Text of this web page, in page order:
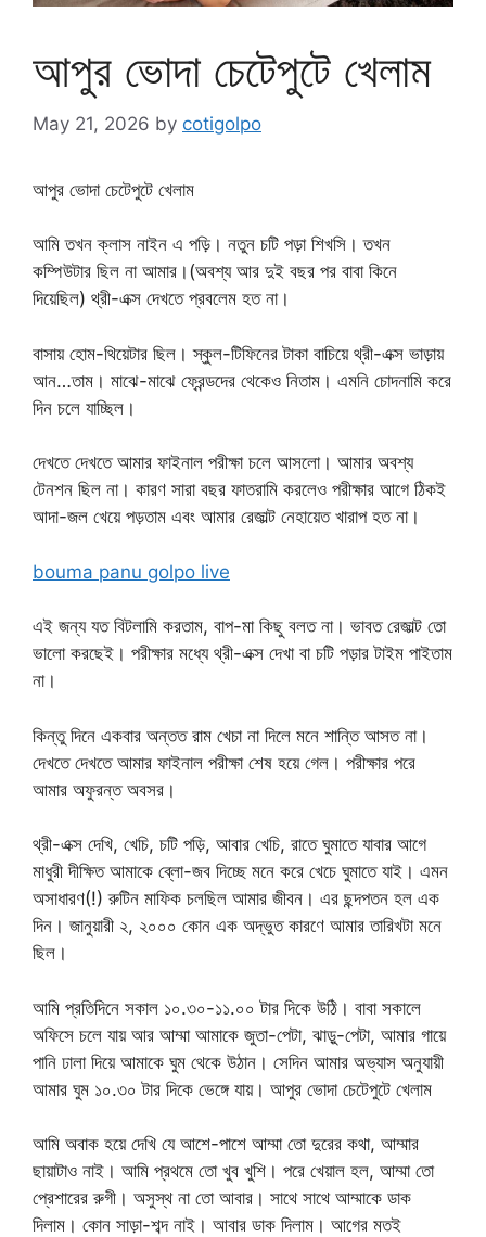
আপুর ভোদা চেটেপুটে খেলাম
May 21, 2026 by cotigolpo
আপুর ভোদা চেটেপুটে খেলাম
আমি তখন ক্লাস নাইন এ পড়ি। নতুন চটি পড়া শিখসি। তখন
কম্পিউটার ছিল না আমার।(অবশ্য আর দুই বছর পর বাবা কিনে
দিয়েছিল) থ্রী-এক্স দেখতে প্রবলেম হত না।
বাসায় হোম-থিয়েটার ছিল। স্কুল-টিফিনের টাকা বাচিয়ে থ্রী-এক্স ভাড়ায়
আন…তাম। মাঝে-মাঝে ফ্রেন্ডদের থেকেও নিতাম। এমনি চোদনামি করে
দিন চলে যাচ্ছিল।
দেখতে দেখতে আমার ফাইনাল পরীক্ষা চলে আসলো। আমার অবশ্য
টেনশন ছিল না। কারণ সারা বছর ফাতরামি করলেও পরীক্ষার আগে ঠিকই
আদা-জল খেয়ে পড়তাম এবং আমার রেজাল্ট নেহায়েত খারাপ হত না।
bouma panu golpo live
এই জন্য যত বিটলামি করতাম, বাপ-মা কিছু বলত না। ভাবত রেজাল্ট তো
ভালো করছেই। পরীক্ষার মধ্যে থ্রী-এক্স দেখা বা চটি পড়ার টাইম পাইতাম
না।
কিন্তু দিনে একবার অন্তত রাম খেচা না দিলে মনে শান্তি আসত না।
দেখতে দেখতে আমার ফাইনাল পরীক্ষা শেষ হয়ে গেল। পরীক্ষার পরে
আমার অফুরন্ত অবসর।
থ্রী-এক্স দেখি, খেচি, চটি পড়ি, আবার খেচি, রাতে ঘুমাতে যাবার আগে
মাধুরী দীক্ষিত আমাকে ব্লো-জব দিচ্ছে মনে করে খেচে ঘুমাতে যাই। এমন
অসাধারণ(!) রুটিন মাফিক চলছিল আমার জীবন। এর ছন্দপতন হল এক
দিন। জানুয়ারী ২, ২০০০ কোন এক অদ্ভুত কারণে আমার তারিখটা মনে
ছিল।
আমি প্রতিদিনে সকাল ১০.৩০-১১.০০ টার দিকে উঠি। বাবা সকালে
অফিসে চলে যায় আর আম্মা আমাকে জুতা-পেটা, ঝাড়ু-পেটা, আমার গায়ে
পানি ঢালা দিয়ে আমাকে ঘুম থেকে উঠান। সেদিন আমার অভ্যাস অনুযায়ী
আমার ঘুম ১০.৩০ টার দিকে ভেঙ্গে যায়। আপুর ভোদা চেটেপুটে খেলাম
আমি অবাক হয়ে দেখি যে আশে-পাশে আম্মা তো দুরের কথা, আম্মার
ছায়াটাও নাই। আমি প্রথমে তো খুব খুশি। পরে খেয়াল হল, আম্মা তো
প্রেশারের রুগী। অসুস্থ না তো আবার। সাথে সাথে আম্মাকে ডাক
দিলাম। কোন সাড়া-শব্দ নাই। আবার ডাক দিলাম। আগের মতই